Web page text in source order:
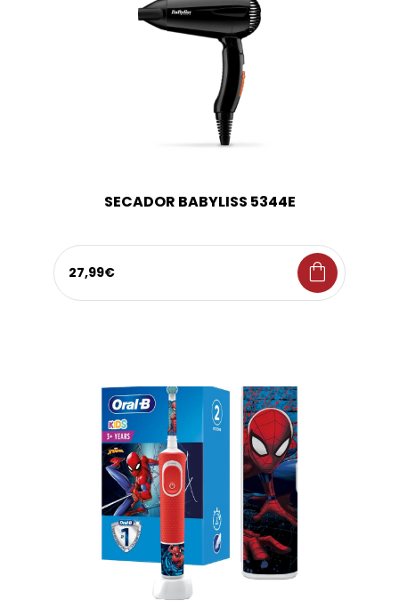
SECADOR BABYLISS 5344E
27,99€ shopping_bag